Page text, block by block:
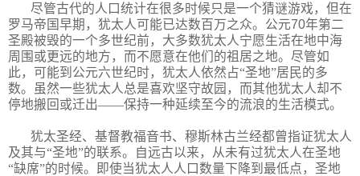
尽管古代的人口统计在很多时候只是一个猜谜游戏，但在
罗马帝国早期，犹太人可能已达数百万之众。公元70年第二
圣殿被毁的一个多世纪前，大多数犹太人宁愿生活在地中海
周围或更远的地方，而不愿意在他们的祖居之地。尽管如
此，可能到公元六世纪时，犹太人依然占“圣地”居民的多
数。虽然一些犹太人总是喜欢坚守故园，而其他犹太人却不
停地搬回或迁出——保持一种延续至今的流浪的生活模式。
犹太圣经、基督教福音书、穆斯林古兰经都曾指证犹太人
及其与“圣地”的联系。自远古以来，从未有过犹太人在圣地
“缺席”的时候。即使当犹太人人口数量下降到最低点，圣地